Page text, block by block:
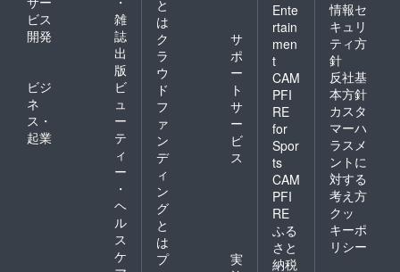
ビス
開発
雑
誌
出
版
ビジ
ネ
ス・
起業
ビ
ュ
ー
テ
ィ
ー
・
ヘ
ル
ス
ケ
と
は
ク
ラ
ウ
ド
フ
ァ
ン
デ
ィ
ン
グ
と
は
サ
ポ
ー
ト
サ
ー
ビ
ス
プ
実
Ente
rtain
men
t
CAM
PFI
RE
for
Spor
ts
CAM
PFI
RE
ふる
さと
納税
情報セ
キュリ
ティ方
針
反社基
本方針
カスタ
マーハ
ラスメ
ントに
対する
考え方
クッ
キーポ
リシー